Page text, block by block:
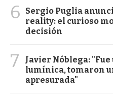
6
Sergio Puglia
reality: el curioso
decisión
7
Javier Nóblega:
lumínica, tomaron
apresurada"